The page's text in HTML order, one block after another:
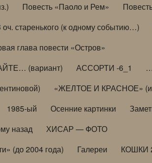
Повесть «Паоло и Рем»
старенького (к одному событию…)
глава повести «Остров»
(вариант) АССОРТИ -6_1
«ЖЕЛТОЕ И КРАСНОЕ»
1985-ый Осенние картинки
назад
ХИСАР — ФОТО
(до 2004 года) Галереи
КОШКИ